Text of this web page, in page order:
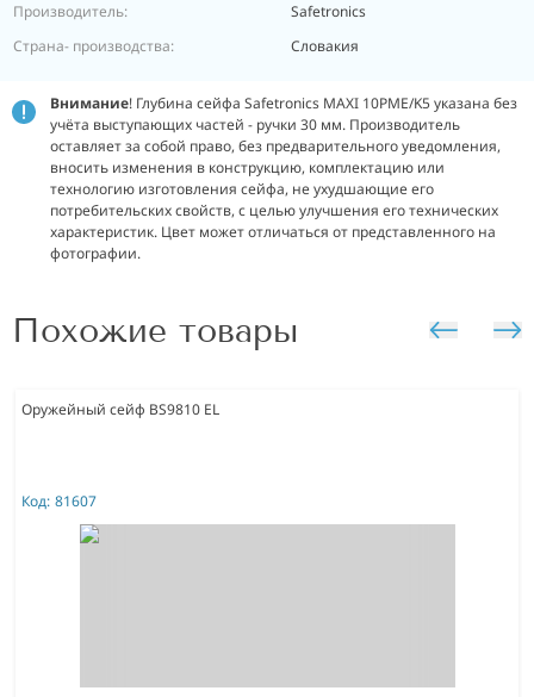
Производитель:
Safetronics
Страна- производства:
Словакия
Внимание! Глубина сейфа Safetronics MAXI 10PME/K5 указана без
учёта выступающих частей - ручки 30 мм. Производитель
оставляет за собой право, без предварительного уведомления,
вносить изменения в конструкцию, комплектацию или
технологию изготовления сейфа, не ухудшающие его
потребительских свойств, с целью улучшения его технических
характеристик. Цвет может отличаться от представленного на
фотографии.
Похожие товары
Оружейный сейф BS9810 EL
Код: 81607